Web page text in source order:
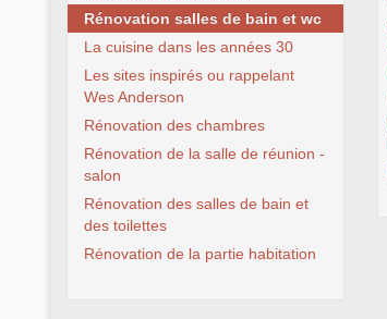
Rénovation salles de bain et wc
La cuisine dans les années 30
Les sites inspirés ou rappelant
Wes Anderson
Rénovation des chambres
Rénovation de la salle de réunion -
salon
Rénovation des salles de bain et
des toilettes
Rénovation de la partie habitation